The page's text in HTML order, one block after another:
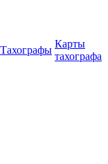
Тахографы
Карты
тахографа